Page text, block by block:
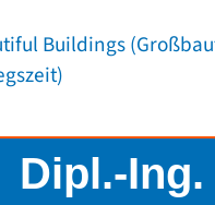
Buildings
Dipl.-